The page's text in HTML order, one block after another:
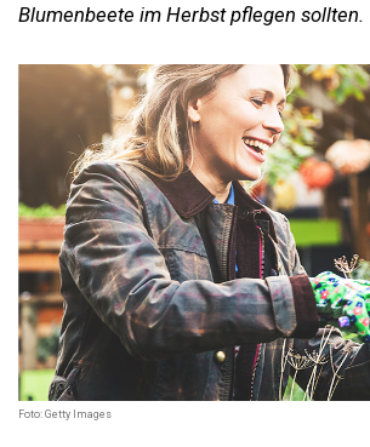
Blumenbeete im Herbst pflegen sollten.
Foto: Getty Images